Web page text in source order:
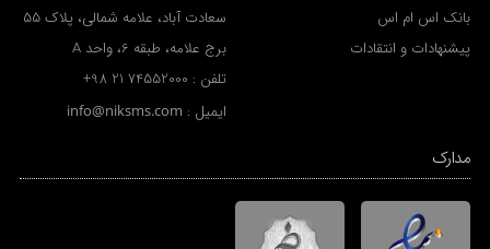
بانک اس ام اس
پیشنهادات و انتقادات
سعادت آباد، علامه شمالی، پلاک 55
برج علامه، طبقه 6، واحد A
تلفن : +98 21 74552000
ایمیل : info@niksms.com
مدارک